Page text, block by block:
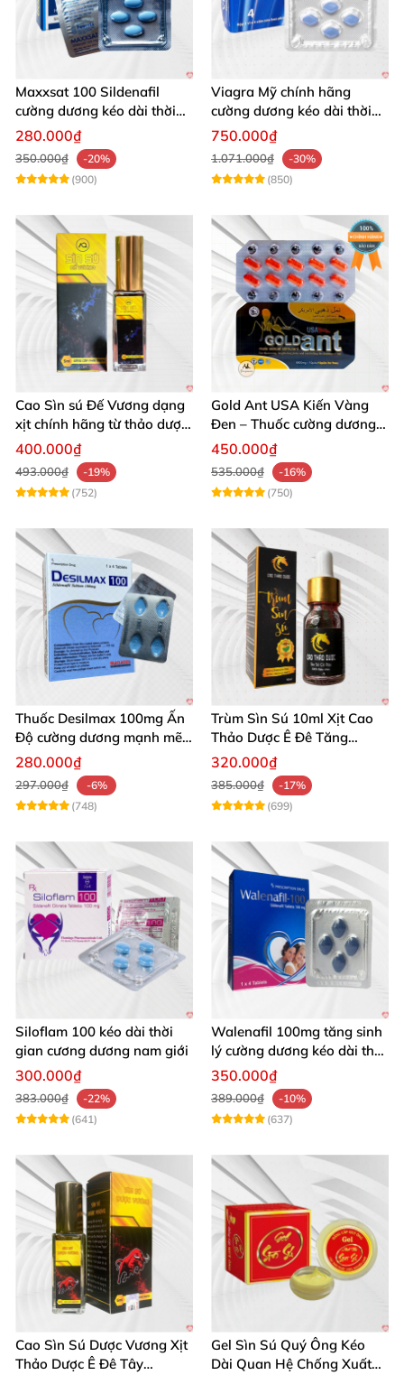
hcm; thực phẩm chức năng
testoboss+webtretho.
Maxxsat 100 Sildenafil
cường dương kéo dài thời
gian cho nam
280.000₫
350.000₫
-20%
(900)
Viagra Mỹ chính hãng
cường dương kéo dài thời
gian nhập khẩu
750.000₫
1.071.000₫
-30%
(850)
Cao Sìn sú Đế Vương dạng
xịt chính hãng từ thảo dược
Ê Đê Việt Nam
400.000₫
493.000₫
-19%
(752)
Gold Ant USA Kiến Vàng
Đen – Thuốc cường dương
tăng sinh lý nam mạnh
450.000₫
535.000₫
-16%
(750)
Thuốc Desilmax 100mg Ấn
Độ cường dương mạnh mẽ
tăng sinh lý phái mạnh
280.000₫
297.000₫
-6%
(748)
Trùm Sìn Sú 10ml Xịt Cao
Thảo Dược Ê Đê Tăng
Cường Sinh Lý
320.000₫
385.000₫
-17%
(699)
Siloflam 100 kéo dài thời
gian cương dương nam giới
300.000₫
383.000₫
-22%
(641)
Walenafil 100mg tăng sinh
lý cường dương kéo dài thời
gian
350.000₫
389.000₫
-10%
(637)
Cao Sìn Sú Dược Vương Xịt
Thảo Dược Ê Đê Tây
Gel Sìn Sú Quý Ông Kéo
Dài Quan Hệ Chống Xuất